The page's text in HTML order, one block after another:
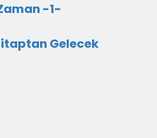
-1-
Gelecek